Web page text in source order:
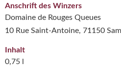
Anschrift des Winzers
Domaine de Rouges Queues
10 Rue Saint-Antoine, 71150
Inhalt
0,75 l